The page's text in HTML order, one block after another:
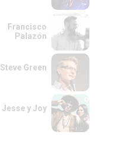
Francisco
Palazón
Steve Green
Jesse y Joy